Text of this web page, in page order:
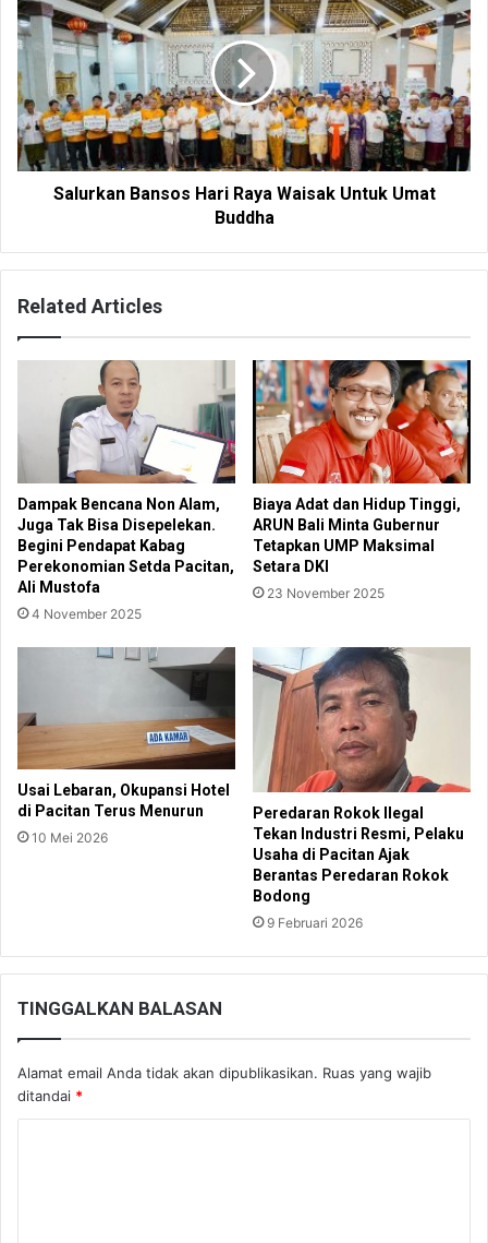
Salurkan Bansos Hari Raya Waisak Untuk Umat
Buddha
Related Articles
Dampak Bencana Non Alam,
Juga Tak Bisa Disepelekan.
Begini Pendapat Kabag
Perekonomian Setda Pacitan,
Ali Mustofa
4 November 2025
Biaya Adat dan Hidup Tinggi,
ARUN Bali Minta Gubernur
Tetapkan UMP Maksimal
Setara DKI
23 November 2025
Usai Lebaran, Okupansi Hotel
di Pacitan Terus Menurun
10 Mei 2026
Peredaran Rokok Ilegal
Tekan Industri Resmi, Pelaku
Usaha di Pacitan Ajak
Berantas Peredaran Rokok
Bodong
9 Februari 2026
TINGGALKAN BALASAN
Alamat email Anda tidak akan dipublikasikan. Ruas yang wajib
ditandai *